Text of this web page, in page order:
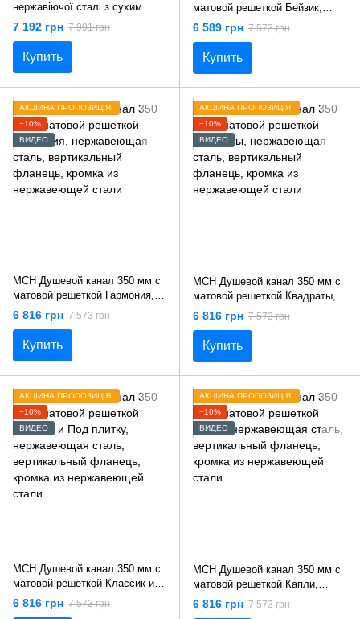
нержавіючої сталі з сухим
сифоном та кришкою під
плитку 600 мм.
7 192 грн 7 991 грн
Купить
матовой решеткой Бейзик,
нержавеющая сталь,
вертикальный фланець,
кромка из нержавеющей стали
6 589 грн 7 573 грн
Купить
АКЦІЙНА ПРОПОЗИЦІЯ!
−10%
ВИДЕО
MCH Душевой канал 350 мм с
матовой решеткой Гармония,
нержавеющая сталь,
вертикальный фланець,
кромка из нержавеющей стали
6 816 грн 7 573 грн
Купить
АКЦІЙНА ПРОПОЗИЦІЯ!
−10%
ВИДЕО
MCH Душевой канал 350 мм с
матовой решеткой Квадраты,
нержавеющая сталь,
вертикальный фланець,
кромка из нержавеющей стали
6 816 грн 7 573 грн
Купить
АКЦІЙНА ПРОПОЗИЦІЯ!
−10%
ВИДЕО
MCH Душевой канал 350 мм с
матовой решеткой Классик и
Под плитку, нержавеющая
сталь, вертикальный фланець,
6 816 грн 7 573 грн
АКЦІЙНА ПРОПОЗИЦІЯ!
−10%
ВИДЕО
MCH Душевой канал 350 мм с
матовой решеткой Капли,
нержавеющая сталь,
вертикальный фланець,
6 816 грн 7 573 грн